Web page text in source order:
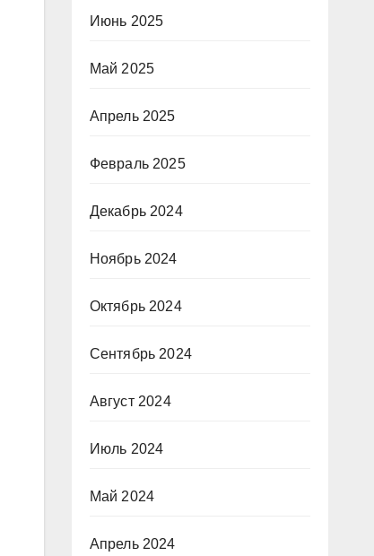
Июнь 2025
Май 2025
Апрель 2025
Февраль 2025
Декабрь 2024
Ноябрь 2024
Октябрь 2024
Сентябрь 2024
Август 2024
Июль 2024
Май 2024
Апрель 2024